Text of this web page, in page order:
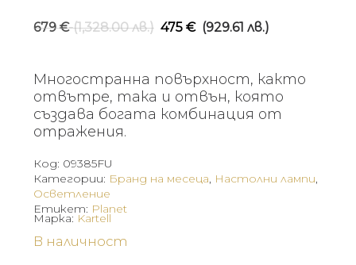
679€ (1,328.00 лв.) Original
was:
679 €
(1,328.00
475 € (929.61 лв.)
е:
475 €
(929.61
Многостранна повърхност, както
отвътре, така и отвън, която
създава богата комбинация от
отражения.
Код: 09385FU
Категории: Бранд на месеца, Настолни лампи,
Осветление
Етикет: Planet
В наличност
Марка: Kartell